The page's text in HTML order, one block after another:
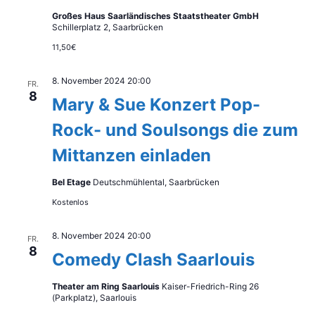
o-
Großes Haus Saarländisches Staatstheater GmbH
Schillerplatz 2, Saarbrücken
11,50€
FR.
8
Mary & Sue Konzert Pop-
Rock- und Soulsongs die zum
Mittanzen einladen
8. November 2024 20:00
Bel Etage Deutschmühlental, Saarbrücken
Kostenlos
FR.
8 Comedy Clash Saarlouis
8. November 2024 20:00
Theater am Ring Saarlouis Kaiser-Friedrich-Ring 26
(Parkplatz), Saarlouis